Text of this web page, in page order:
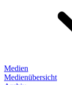
Medien
Medienübersicht